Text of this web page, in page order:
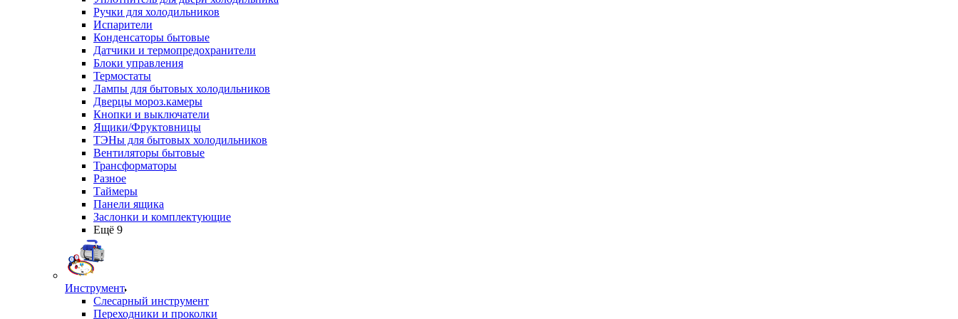
Ручки для холодильников
Испарители
Конденсаторы бытовые
Датчики и термопредохранители
Блоки управления
Термостаты
Лампы для бытовых холодильников
Дверцы мороз.камеры
Кнопки и выключатели
Ящики/Фруктовницы
ТЭНы для бытовых холодильников
Вентиляторы бытовые
Трансформаторы
Разное
Таймеры
Панели ящика
Заслонки и комплектующие
Ещё 9
Инструмент
Слесарный инструмент
Переходники и проколки